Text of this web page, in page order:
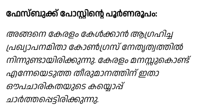
ഫേസ്ബുക്ക് പോസ്റ്റിൻ്റെ പൂർണരൂപം:
അങ്ങനെ കേരളം കേൾക്കാൻ ആഗ്രഹിച്ച
പ്രഖ്യാപനമിതാ കോൺഗ്രസ് നേതൃത്വത്തിൽ
നിന്നുണ്ടായിരിക്കുന്നു. കേരളം മനസ്സുകൊണ്ട്
എന്നേയെടുത്ത തീരുമാനത്തിന് ഇതാ
ഔപചാരികതയുടെ കയ്യൊപ്പ്
ചാർത്തപ്പെട്ടിരിക്കുന്നു.